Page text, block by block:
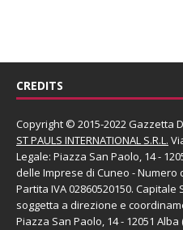
CREDITS
Copyright © 2015-2022 Gazzetta
ST PAULS INTERNATIONAL S.R.L.
Legale: Piazza San Paolo, 14 -
delle Imprese di Cuneo - Numero
Partita IVA 02860520150. Capitale
soggetta a direzione e
Piazza San Paolo, 14 - 12051